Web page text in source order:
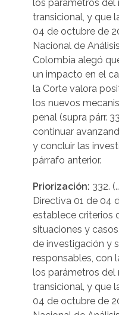
los parámetros del
transicional, y que
04 de octubre de
Nacional de
Colombia alegó
un impacto en el
la Corte valora
los nuevos
penal (supra párr.
continuar
y concluir las
párrafo anterior.
Priorización: 332.
Directiva 01 de 04
establece
situaciones y
de investigación y
responsables, con
los parámetros del
transicional, y que
04 de octubre de